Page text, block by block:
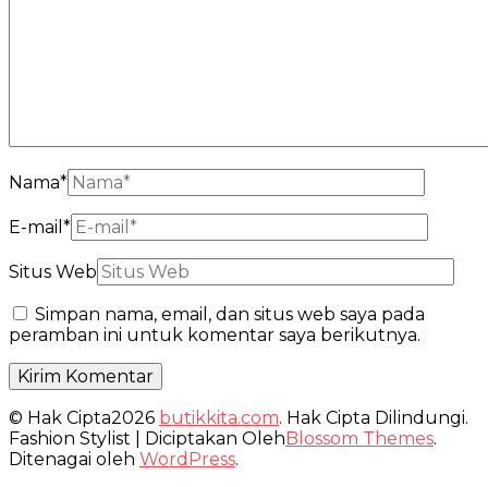
Nama*
E-mail *
Situs Web
Simpan nama, email, dan situs web saya pada
peramban ini untuk komentar saya berikutnya.
© Hak Cipta2026 butikkita.com. Hak Cipta Dilindungi.
Fashion Stylist | Diciptakan Oleh Blossom Themes.
Ditenagai oleh WordPress.